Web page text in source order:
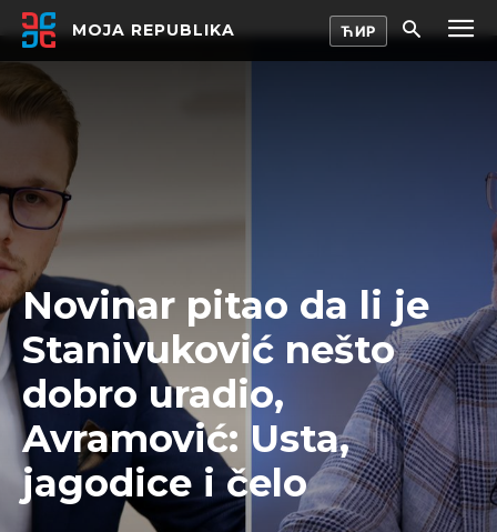
MOJA REPUBLIKA
Novinar pitao da li je
Stanivuković nešto
dobro uradio,
Avramović: Usta,
jagodice i čelo